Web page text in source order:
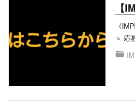
【
《
＞ 応